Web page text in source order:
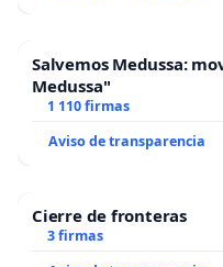
Salvemos Medussa:
Medussa"
1 110 firmas
Aviso de transparencia
Cierre de fronteras
3 firmas